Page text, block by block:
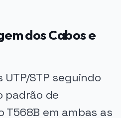
dos Cabos e
UTP/STP seguindo
de
T568B em ambas as